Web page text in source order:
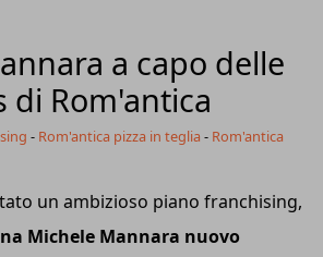
a capo delle
di Rom'antica
- Rom'antica pizza in teglia - Rom'antica
un ambizioso piano franchising,
Michele Mannara nuovo